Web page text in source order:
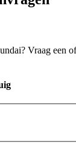
Vraag een